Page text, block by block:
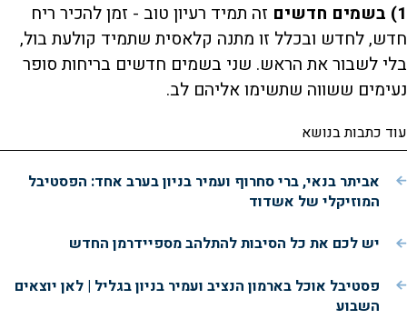
1) בשמים חדשים
זה תמיד רעיון טוב - זמן להכיר ריח
חדש, לחדש ובכלל זו מתנה קלאסית שתמיד קולעת בול,
בלי לשבור את הראש. שני בשמים חדשים בריחות סופר
נעימים ששווה שתשימו אליהם לב.
עוד כתבות בנושא
אביתר בנאי, ברי סחרוף ועמיר בניון בערב אחד: הפסטיבל
המוזיקלי של אשדוד
יש לכם את כל הסיבות להתלהב מספיידרמן החדש
פסטיבל אוכל בארמון הנציב ועמיר בניון בגליל | לאן יוצאים
השבוע